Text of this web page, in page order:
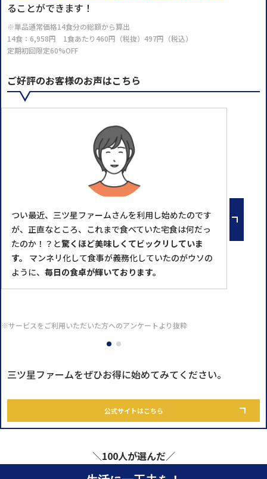
ることができます！
※単品通常価格14食分の総額から算出
14食：6,958円 1食あたり460円（税抜）497円（税込）
定期初回限定60%OFF
ご好評のお客様のお声はこちら
つい最近、三ツ星ファームさんを利用し始めたのです
が、正直なところ、これまで食べていた宅食は何だっ
たのか！？と驚くほど美味しくてビックリしていま
す。
マンネリ化して食事が義務化していたのがウソの
ように、 毎日の食卓が輝いております。
※サービスをご利用いただいた方へのアンケートより抜粋
三ツ星ファームをぜひお得に始めてみてください。
公式サイトはこちら
＼100人が選んだ／